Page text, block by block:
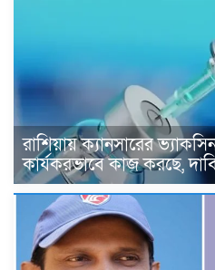
রাশিয়ায় ক্যানসারের
কার্যকরভাবে কাজ করছে,